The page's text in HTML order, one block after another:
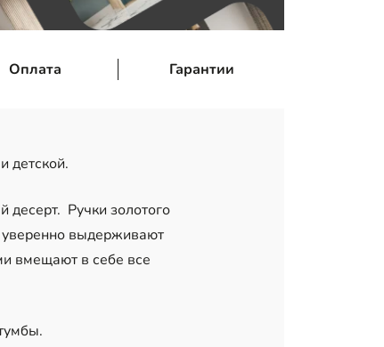
Оплата Гарантии
детской.
Ручки золотого
уверенно выдерживают
вмещают в себе все